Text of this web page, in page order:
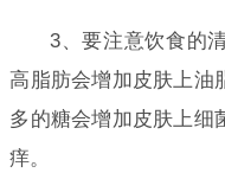
3、要注意饮食的
高脂肪会增加皮肤上油
多的糖会增加皮肤上细
痒。